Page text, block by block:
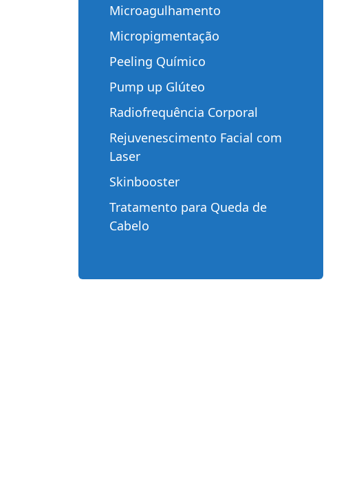
Microagulhamento
Micropigmentação
Peeling Químico
Pump up Glúteo
Radiofrequência Corporal
Rejuvenescimento Facial com
Laser
Skinbooster
Tratamento para Queda de
Cabelo